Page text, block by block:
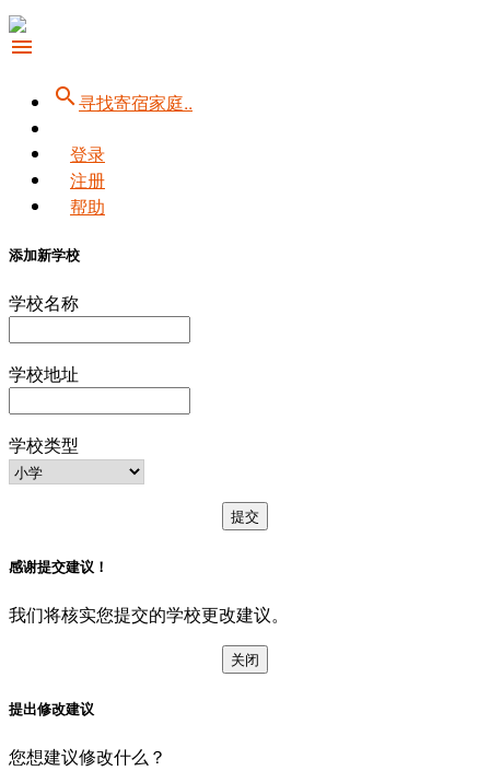
menu
search寻找寄宿家庭..
登录
注册
帮助
添加新学校
学校名称
学校地址
学校类型
提交
感谢提交建议！
我们将核实您提交的学校更改建议。
关闭
提出修改建议
您想建议修改什么？